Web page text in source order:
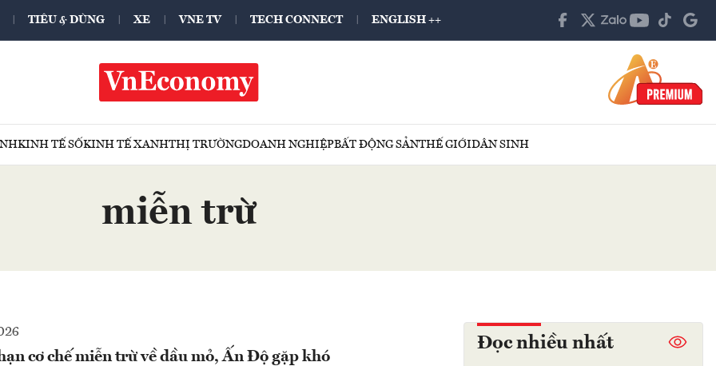
TIÊU & DÙNG XE VNE TV TECH CONNECT ENGLISH ++
KINH TẾ SỐKINH TẾ XANHTHỊ TRƯỜNGDOANH NGHIỆPBẤT ĐỘNG SẢNTHẾ GIỚIDÂN SINH
miễn trừ
cơ chế miễn trừ về dầu mỏ, Ấn Độ gặp khó
Đọc nhiều nhất